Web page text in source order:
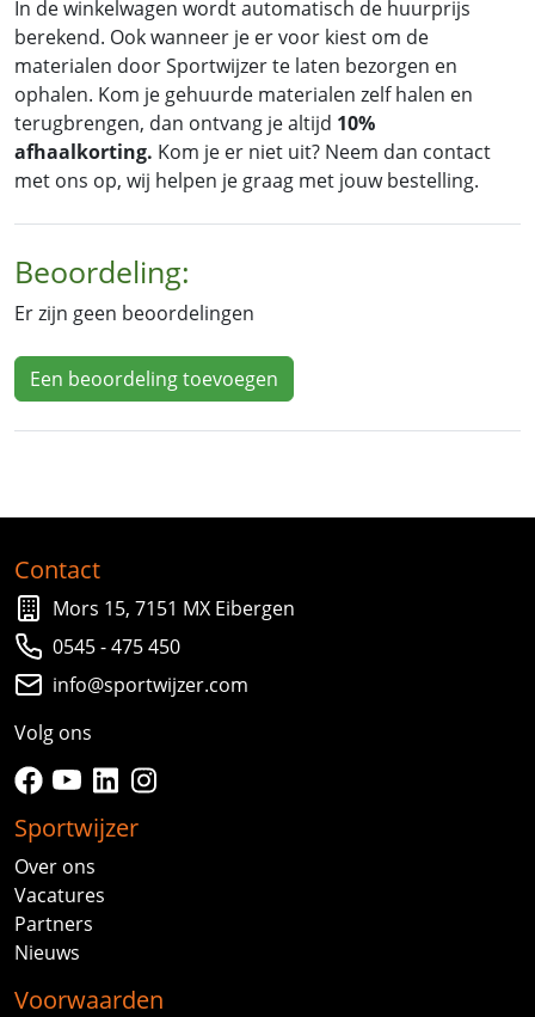
In de winkelwagen wordt automatisch de huurprijs
berekend. Ook wanneer je er voor kiest om de
materialen door Sportwijzer te laten bezorgen en
ophalen. Kom je gehuurde materialen zelf halen en
terugbrengen, dan ontvang je altijd 10%
afhaalkorting. Kom je er niet uit? Neem dan contact
met ons op, wij helpen je graag met jouw bestelling.
Beoordeling:
Er zijn geen beoordelingen
Een beoordeling toevoegen
Contact
Mors 15, 7151 MX Eibergen
0545 - 475 450
info@sportwijzer.com
Volg ons
facebookyoutubelinkedininstagram
Sportwijzer
Over ons
Vacatures
Partners
Nieuws
Voorwaarden